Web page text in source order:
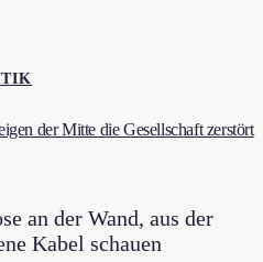
der Mitte die Gesellschaft zerstört